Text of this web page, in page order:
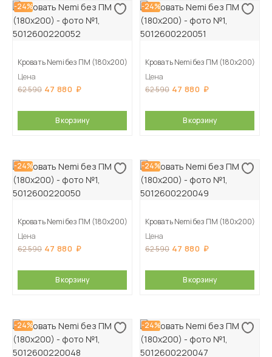
-24%
Кровать Nemi без ПМ (180х200)
Цена
62 590 47 880
В корзину
-24%
Кровать Nemi без ПМ (180х200)
Цена
62 590 47 880
В корзину
-24%
Кровать Nemi без ПМ (180х200)
Цена
62 590 47 880
В корзину
-24%
Кровать Nemi без ПМ (180х200)
Цена
62 590 47 880
В корзину
-24% -24%